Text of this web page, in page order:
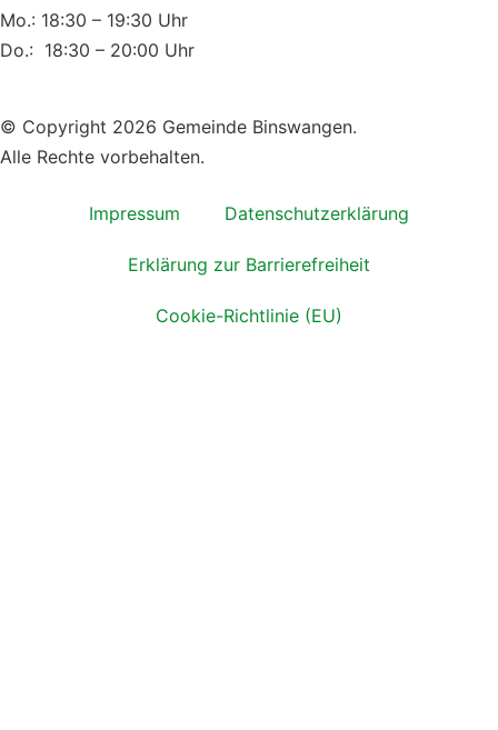
Mo.: 18:30 – 19:30 Uhr
Do.: 18:30 – 20:00 Uhr
© Copyright 2026 Gemeinde Binswangen.
Alle Rechte vorbehalten.
Impressum Datenschutzerklärung
Erklärung zur Barrierefreiheit
Cookie-Richtlinie (EU)